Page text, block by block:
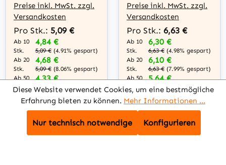
Preise inkl. MwSt. zzgl.
Versandkosten
Pro Stk.: 5,09 €
Ab 10
Stk.
4,84 €
5,09 € (4.91% gespart)
Ab 20
Stk.
4,68 €
5,09 € (8.06% gespart)
Ab 50
Stk.
4,33 €
5,09 € (14.93%
Ab 100 4,07 €
gespart)
Preise inkl. MwSt. zzgl.
Versandkosten
Pro Stk.: 6,63 €
Ab 10
Stk.
6,30 €
6,63 € (4.98% gespart)
Ab 20
Stk.
6,10 €
6,63 € (7.99% gespart)
Ab 50
Stk.
5,64 €
6,63 € (14.93%
gespart)
Ab 100 5,30 €
gespart)
Diese Website verwendet Cookies, um eine bestmögliche
Erfahrung bieten zu können. Mehr Informationen ...
Nur technisch notwendige Konfigurieren